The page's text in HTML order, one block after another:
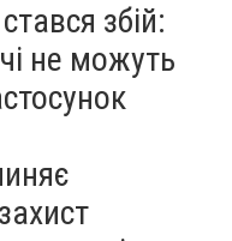
збій:
не можуть